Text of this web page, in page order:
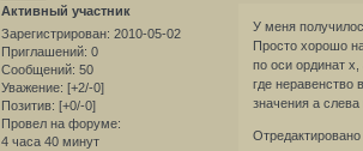
Активный участник
Зарегистрирован: 2010-05-02
Приглашений: 0
Сообщений: 50
Уважение: [+2/-0]
Позитив: [+0/-0]
Провел на форуме:
4 часа 40 минут
У меня
Просто хорошо
по оси ординат
где неравенство
значения а слева